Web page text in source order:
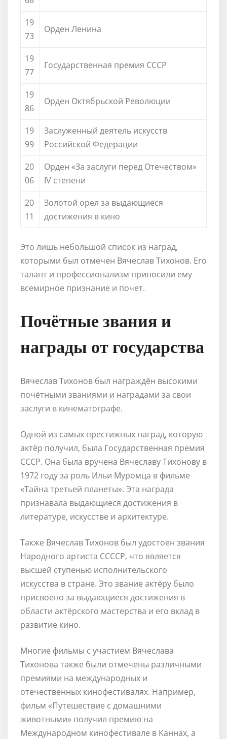
19
73
Орден Ленина
19
77
Государственная премия СССР
19
86
Орден Октябрьской Революции
19
99
Заслуженный деятель искусств
Российской Федерации
20
06
Орден «За заслуги перед Отечеством»
IV степени
20
11
Золотой орел за выдающиеся
достижения в кино
Это лишь небольшой список из наград,
которыми был отмечен Вячеслав Тихонов. Его
талант и профессионализм приносили ему
всемирное признание и почет.
Почётные звания и
награды от государства
Вячеслав Тихонов был награждён высокими
почётными званиями и наградами за свои
заслуги в кинематографе.
Одной из самых престижных наград, которую
актёр получил, была Государственная премия
СССР. Она была вручена Вячеславу Тихонову в
1972 году за роль Ильи Муромца в фильме
«Тайна третьей планеты». Эта награда
признавала выдающиеся достижения в
литературе, искусстве и архитектуре.
Также Вячеслав Тихонов был удостоен звания
Народного артиста ССССР, что является
высшей ступенью исполнительского
искусства в стране. Это звание актёру было
присвоено за выдающиеся достижения в
области актёрского мастерства и его вклад в
развитие кино.
Многие фильмы с участием Вячеслава
Тихонова также были отмечены различными
премиями на международных и
отечественных кинофестивалях. Например,
фильм «Путешествие с домашними
животными» получил премию на
Международном кинофестивале в Каннах, а